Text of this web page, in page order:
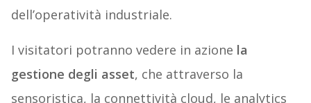
dell’operatività industriale.
I visitatori potranno vedere in azione la
gestione degli asset, che attraverso la
sensoristica, la connettività cloud, le analytics